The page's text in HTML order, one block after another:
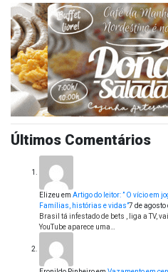
Últimos Comentários
Elizeu em Artigo do leitor: ” O vício em
Famílias, histórias e vidas”7 de agosto
Brasil tá infestado de bets , liga a TV,
YouTube aparece uma…